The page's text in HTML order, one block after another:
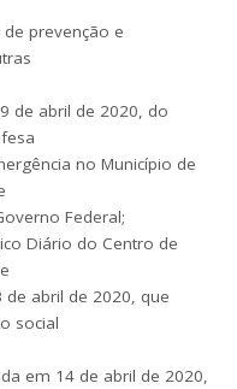
prevenção e
de abril de 2020, do
no Município de
Federal;
Diário do Centro de
de abril de 2020, que
social
em 14 de abril de 2020,